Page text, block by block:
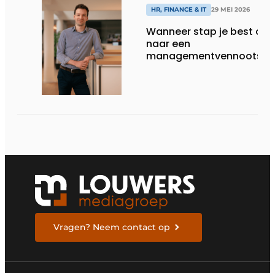
HR, FINANCE & IT 29 MEI 2026
Wanneer stap je best
naar een
Vragen? Neem contact op